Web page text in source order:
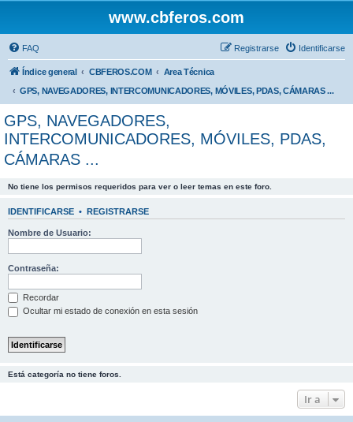
www.cbferos.com
FAQ Identificarse
Registrarse
Índice general CBFEROS.COM
Area Técnica
GPS, NAVEGADORES, INTERCOMUNICADORES, MÓVILES, PDAS, CÁMARAS ...
GPS, NAVEGADORES,
INTERCOMUNICADORES, MÓVILES, PDAS,
CÁMARAS ...
No tiene los permisos requeridos para ver o leer temas en este foro.
IDENTIFICARSE • REGISTRARSE
Nombre de Usuario:
Contraseña:
Recordar
Ocultar mi estado de conexión en esta sesión
Está categoría no tiene foros.
Ir a